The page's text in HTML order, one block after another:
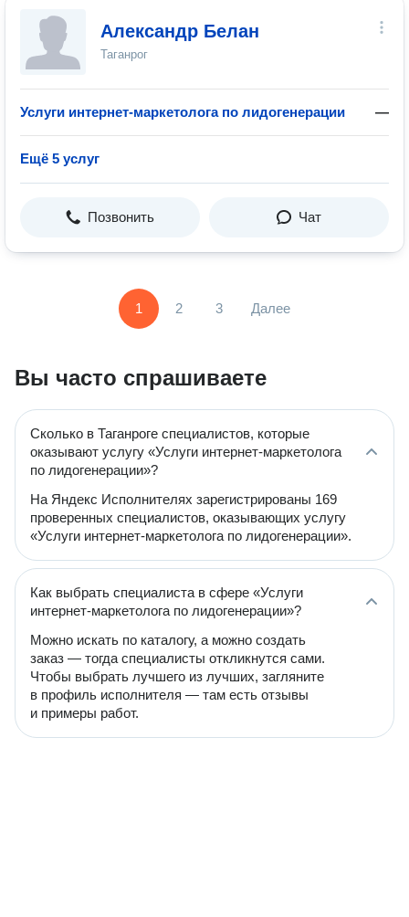
Александр Белан
Таганрог
Услуги интернет-маркетолога по лидогенерации —
Ещё 5 услуг
Позвонить Чат
1 2 3 Далее
Вы часто спрашиваете
Сколько в Таганроге специалистов, которые
оказывают услугу «Услуги интернет-маркетолога
по лидогенерации»?
На Яндекс Исполнителях зарегистрированы 169
проверенных специалистов, оказывающих услугу
«Услуги интернет-маркетолога по лидогенерации».
Как выбрать специалиста в сфере «Услуги
интернет-маркетолога по лидогенерации»?
Можно искать по каталогу, а можно создать
заказ — тогда специалисты откликнутся сами.
Чтобы выбрать лучшего из лучших, загляните
в профиль исполнителя — там есть отзывы
и примеры работ.